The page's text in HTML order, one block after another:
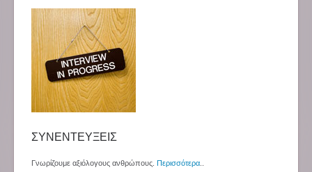
ΣΥΝΕΝΤΕΥΞΕΙΣ
Γνωρίζουμε αξιόλογους ανθρώπους. Περισσότερα